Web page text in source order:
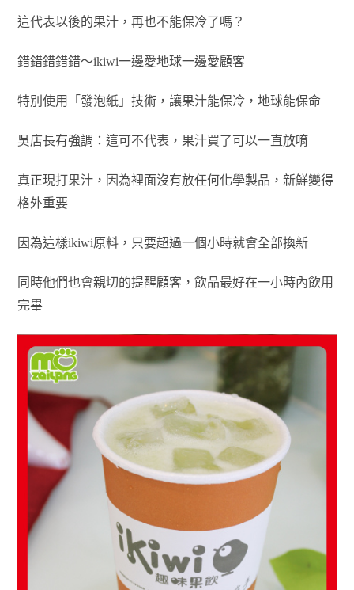
這代表以後的果汁，再也不能保冷了嗎？
錯錯錯錯錯～ikiwi一邊愛地球一邊愛顧客
特別使用「發泡紙」技術，讓果汁能保冷，地球能保命
吳店長有強調：這可不代表，果汁買了可以一直放唷
真正現打果汁，因為裡面沒有放任何化學製品，新鮮變得
格外重要
因為這樣ikiwi原料，只要超過一個小時就會全部換新
同時他們也會親切的提醒顧客，飲品最好在一小時內飲用
完畢